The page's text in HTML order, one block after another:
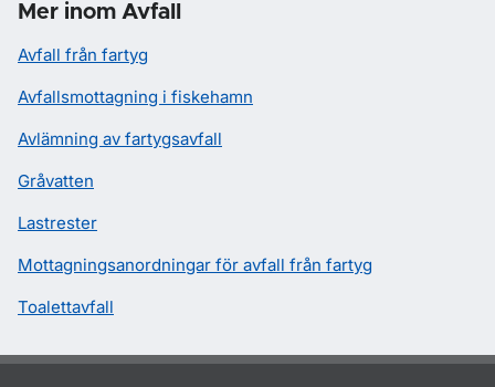
Mer inom Avfall
Avfall från fartyg
Avfallsmottagning i fiskehamn
Avlämning av fartygsavfall
Gråvatten
Lastrester
Mottagningsanordningar för avfall från fartyg
Toalettavfall